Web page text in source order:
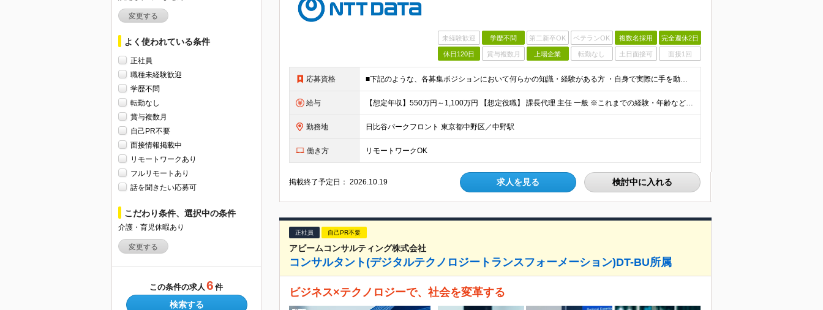
変更する
よく使われている条件
正社員
職種未経験歓迎
学歴不問
転勤なし
賞与複数月
自己PR不要
面接情報掲載中
リモートワークあり
フルリモートあり
話を聞きたい応募可
こだわり条件、選択中の条件
介護・育児休暇あり
変更する
この条件の求人 6 件
検索する
未経験歓迎 学歴不問 第二新卒OK ベテランOK 複数名採用 完全週休2日
休日120日 賞与複数月 上場企業 転勤なし 土日面接可 面接1回
応募資格 ■下記のような、各募集ポジションにおいて何らかの知識・経験がある方 ・自身で実際に手を動かして設計・テストした経験や、設計書・テスト項目表のレビューを実施した経験 ・技術至上主義に陥らずにビジネスと
給与 【想定年収】550万円～1,100万円 【想定役職】 課長代理 主任 一般 ※これまでの経験・年齢などを考慮し、当社給与規則に基づき決定します。 ※詳細は面接時にお伝えします。
勤務地 日比谷パークフロント 東京都中野区／中野駅
働き方 リモートワークOK
掲載終了予定日：2026.10.19 求人を見る 検討中に入れる
正社員 自己PR不要
アビームコンサルティング株式会社
コンサルタント(デジタルテクノロジートランスフォーメーション)DT-BU所属
ビジネス×テクノロジーで、社会を変革する